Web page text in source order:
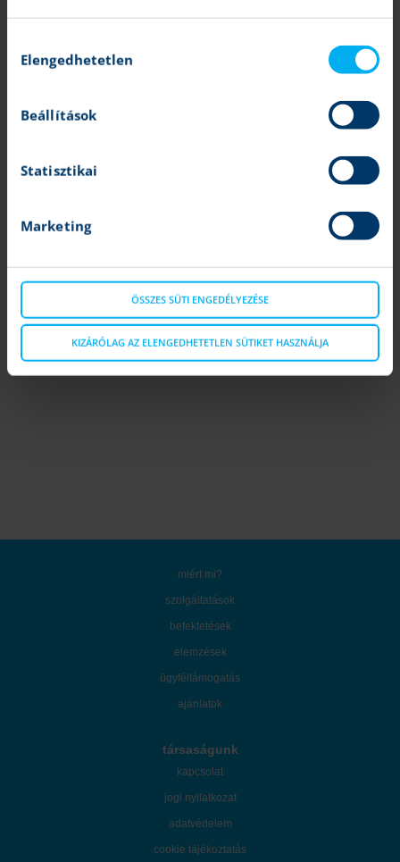
kiválasztása
Elengedhetetlen
Beállítások
Statisztikai
Marketing
ÖSSZES SÜTI ENGEDÉLYEZÉSE
KIZÁRÓLAG AZ ELENGEDHETETLEN SÜTIKET HASZNÁLJA
mellett
miért mi?
szolgáltatások
befektetések
elemzések
ügyféltámogatás
ajánlatok
társaságunk
kapcsolat
jogi nyilatkozat
adatvédelem
cookie tájékoztatás